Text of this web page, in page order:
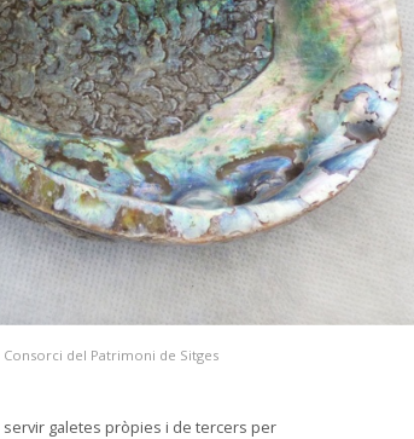
del Patrimoni de Sitges
galetes pròpies i de tercers per